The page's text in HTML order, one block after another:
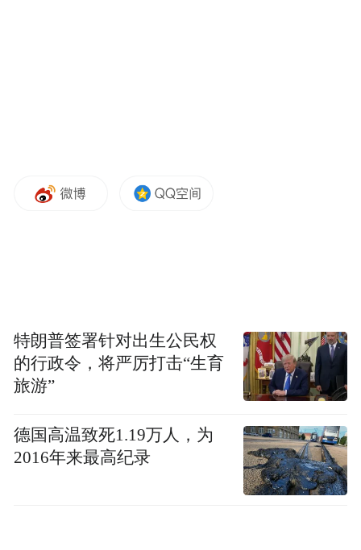
特朗普签署针对出生公民权
的行政令，将严厉打击“生育
旅游”
德国高温致死1.19万人，为
2016年来最高纪录